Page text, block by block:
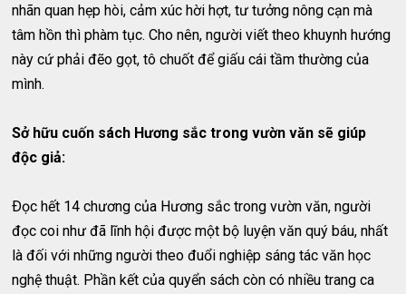
nhãn quan hẹp hòi, cảm xúc hời hợt, tư tưởng nông cạn mà
tâm hồn thì phàm tục. Cho nên, người viết theo khuynh hướng
này cứ phải đẽo gọt, tô chuốt để giấu cái tầm thường của
mình.
Sở hữu cuốn sách Hương sắc trong vườn văn sẽ giúp
độc giả:
Ðọc hết 14 chương của Hương sắc trong vườn văn, người
đọc coi như đã lĩnh hội được một bộ luyện văn quý báu, nhất
là đối với những người theo đuổi nghiệp sáng tác văn học
nghệ thuật. Phần kết của quyển sách còn có nhiều trang ca